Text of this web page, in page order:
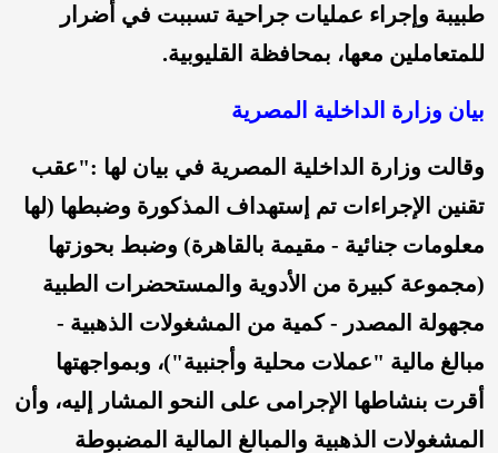
طبيبة وإجراء عمليات جراحية تسببت في أضرار
للمتعاملين معها، بمحافظة القليوبية.
بيان وزارة الداخلية المصرية
وقالت وزارة الداخلية المصرية في بيان لها :"عقب
تقنين الإجراءات تم إستهداف المذكورة وضبطها (لها
معلومات جنائية - مقيمة بالقاهرة) وضبط بحوزتها
(مجموعة كبيرة من الأدوية والمستحضرات الطبية
مجهولة المصدر - كمية من المشغولات الذهبية -
مبالغ مالية "عملات محلية وأجنبية")، وبمواجهتها
أقرت بنشاطها الإجرامى على النحو المشار إليه، وأن
المشغولات الذهبية والمبالغ المالية المضبوطة